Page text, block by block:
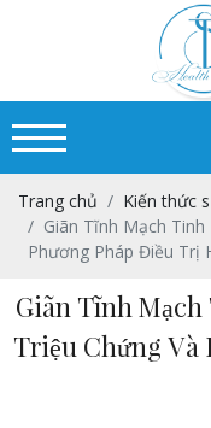
Trang chủ
Kiến thức
Giãn Tĩnh Mạch
Phương Pháp Điều Trị
Giãn Tĩnh
Triệu Chứng Và